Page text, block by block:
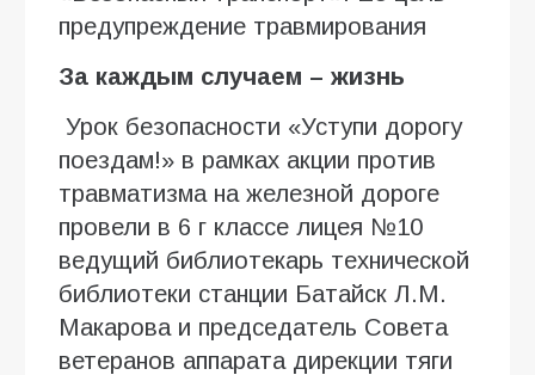
предупреждение травмирования
За каждым случаем – жизнь
Урок безопасности «Уступи дорогу
поездам!» в рамках акции против
травматизма на железной дороге
провели в 6 г классе лицея №10
ведущий библиотекарь технической
библиотеки станции Батайск Л.М.
Макарова и председатель Совета
ветеранов аппарата дирекции тяги